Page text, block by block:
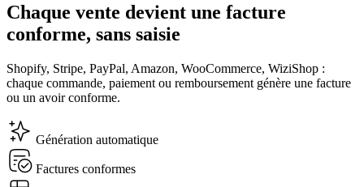
Chaque vente devient une facture
conforme, sans saisie
Shopify, Stripe, PayPal, Amazon, WooCommerce, WiziShop :
chaque commande, paiement ou remboursement génère une facture
ou un avoir conforme.
Génération automatique
Factures conformes